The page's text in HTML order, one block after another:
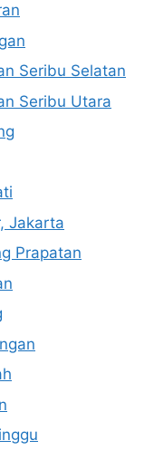
Seribu Selatan
Seribu Utara
Jakarta
Prapatan